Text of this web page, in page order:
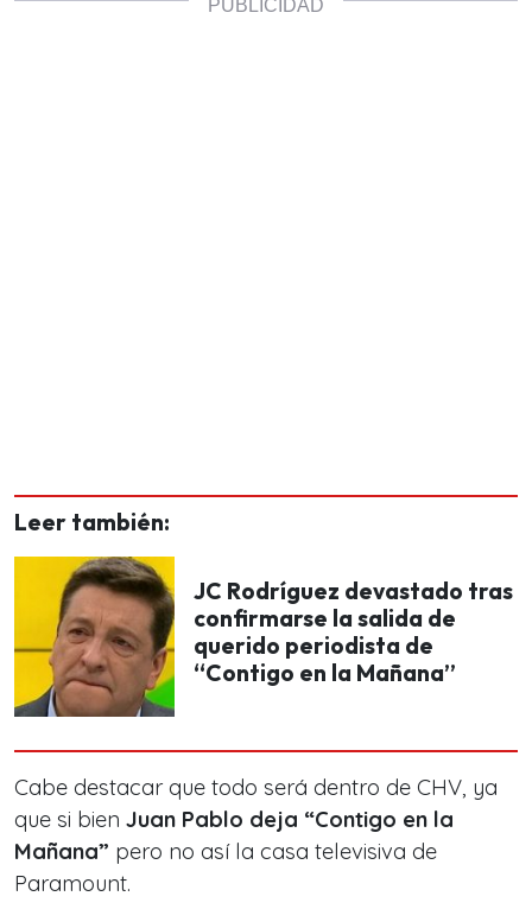
Leer también:
JC Rodríguez devastado tras
confirmarse la salida de
querido periodista de
“Contigo en la Mañana”
Cabe destacar que todo será dentro de CHV, ya
que si bien Juan Pablo deja “Contigo en la
Mañana” pero no así la casa televisiva de
Paramount.